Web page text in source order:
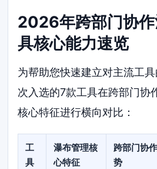
2026年跨部门协
具核心能力速览
为帮助您快速建立对主流工
次入选的7款工具在跨部门协
核心特征进行横向对比：
工
具
瀑布管理核
心特征
跨部门协
势